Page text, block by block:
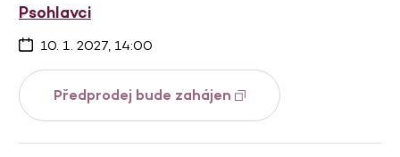
Psohlavci
10. 1. 2027, 14:00
Předprodej bude zahájen